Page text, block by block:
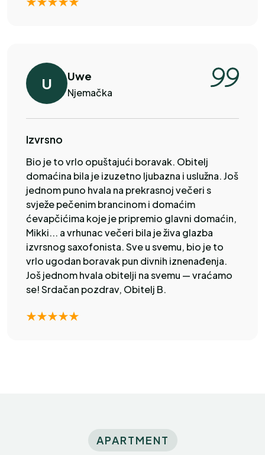
U Uwe
Njemačka
Izvrsno
Bio je to vrlo opuštajući boravak. Obitelj
domaćina bila je izuzetno ljubazna i uslužna. Još
jednom puno hvala na prekrasnoj večeri s
svježe pečenim brancinom i domaćim
ćevapčićima koje je pripremio glavni domaćin,
Mikki... a vrhunac večeri bila je živa glazba
izvrsnog saxofonista. Sve u svemu, bio je to
vrlo ugodan boravak pun divnih iznenađenja.
Još jednom hvala obitelji na svemu — vraćamo
se! Srdačan pozdrav, Obitelj B.
APARTMENT